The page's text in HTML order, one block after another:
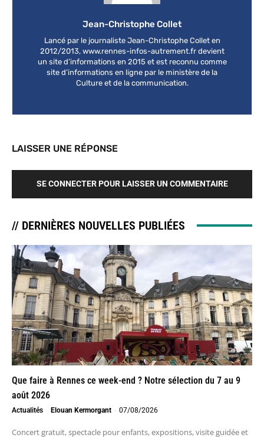
Jean-Christophe Collet
Lancé par le journaliste Jean-Christophe Collet en
2012/2013, www.rennes-infos-autrement.fr devient
un site d’informations en 2015 et est reconnu comme
site d’informations en ligne par le ministère de la
Culture et de la communication.
LAISSER UNE RÉPONSE
SE CONNECTER POUR LAISSER UN COMMENTAIRE
// DERNIÈRES NOUVELLES PUBLIÉES
Que faire à Rennes ce week-end ? Notre sélection du 7 au 9
août 2026
Actualités Elouan Kermorgant - 07/08/2026
Concert gratuit, spectacle pour enfants, expositions, visite guidée et